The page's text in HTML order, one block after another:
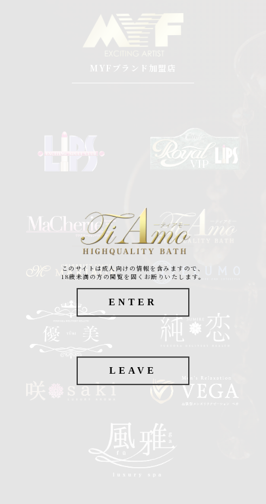
このサイトは成人向けの情報を含みますので、
18歳未満の方の閲覧を固くお断りいたします。
ENTER
LEAVE
MYFブランド加盟店